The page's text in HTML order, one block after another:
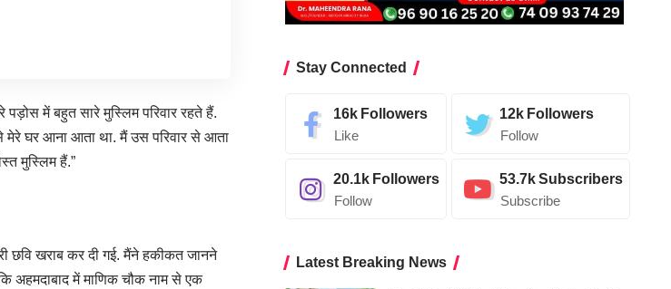
पड़ोस में बहुत सारे मुस्लिम परिवार रहते हैं.
से मेरे घर आना आता था. मैं उस परिवार से आता
मुस्लिम हैं.”
छवि खराब कर दी गई. मैंने हकीकत जानने
अहमदाबाद में माणिक चौक नाम से एक
Stay Connected
16k Followers
Like
12k Followers
Follow
20.1k Followers
Follow
53.7kSubscribers
Subscribe
Latest Breaking News